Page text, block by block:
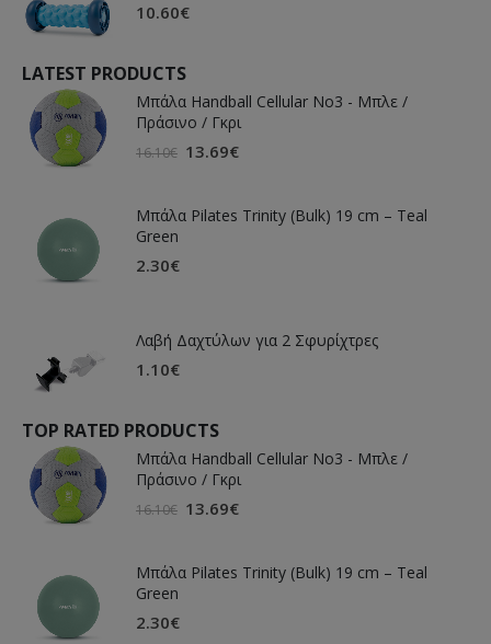
10.60€
LATEST PRODUCTS
Μπάλα Handball Cellular Νο3 - Μπλε /
Πράσινο / Γκρι
16.10€ 13.69€
Μπάλα Pilates Trinity (Bulk) 19 cm – Teal
Green
2.30€
Λαβή Δαχτύλων για 2 Σφυρίχτρες
1.10€
TOP RATED PRODUCTS
Μπάλα Handball Cellular Νο3 - Μπλε /
Πράσινο / Γκρι
16.10€ 13.69€
Μπάλα Pilates Trinity (Bulk) 19 cm – Teal
Green
2.30€